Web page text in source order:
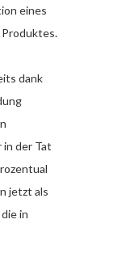
eines
dank
der Tat
jetzt als
in